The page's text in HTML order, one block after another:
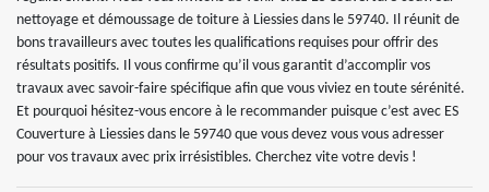
nettoyage et démoussage de toiture à Liessies dans le 59740. Il réunit de
bons travailleurs avec toutes les qualifications requises pour offrir des
résultats positifs. Il vous confirme qu’il vous garantit d’accomplir vos
travaux avec savoir-faire spécifique afin que vous viviez en toute sérénité.
Et pourquoi hésitez-vous encore à le recommander puisque c’est avec ES
Couverture à Liessies dans le 59740 que vous devez vous vous adresser
pour vos travaux avec prix irrésistibles. Cherchez vite votre devis !